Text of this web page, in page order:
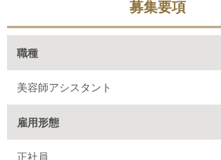
募集要項
職種
美容師アシスタント
雇用形態
正社員